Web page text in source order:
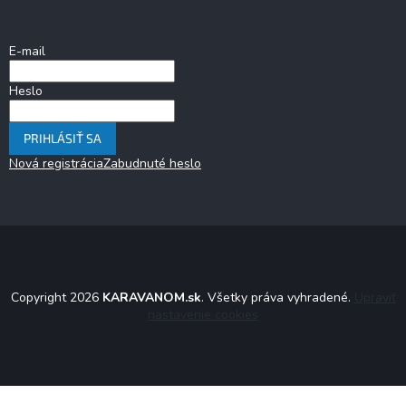
E-mail
Heslo
PRIHLÁSIŤ SA
Nová registráciaZabudnuté heslo
Copyright 2026 KARAVANOM.sk. Všetky práva vyhradené.